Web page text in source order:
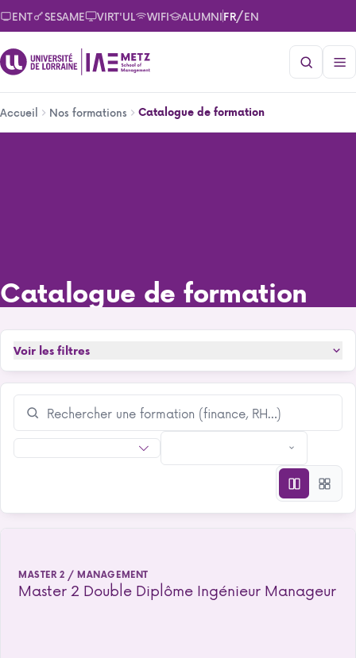
Aller
au
contenu
principal
ENT SESAME VIRT'UL WIFI ALUMNIFR/EN
d'Ariane
Accueil Nos formations Catalogue de formation
Catalogue de formation
Voir les filtres
MASTER 2 / MANAGEMENT
Master 2 Double Diplôme Ingénieur Manageur